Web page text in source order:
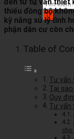
Tìm
kiếm:
thiếu đồng bộ
kỹ năng xử lý tình
phận dân cư còn
Table of
Tư vấn
Tại
Quy
Tư vấn
cho